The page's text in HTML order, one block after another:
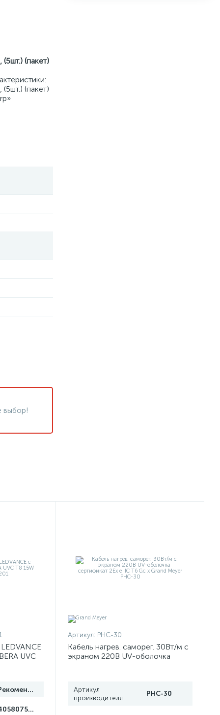
(пакет)
(пакет)
выбор!
UVC
Рекомендуем
4058075499201
Артикул: PHC-30
Кабель нагрев. саморег. 30Вт/м с
экраном 220В UV-оболочка
Артикул
производителя
PHC-30